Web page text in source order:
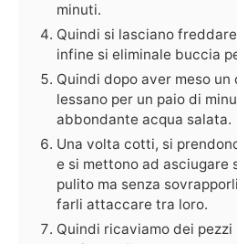
minuti.
Quindi si lasciano
infine si eliminale buccia
Quindi dopo aver meso
lessano per un paio di
abbondante acqua salata.
Una volta cotti, si
e si mettono ad asciugare
pulito ma senza
farli attaccare tra loro.
Quindi ricaviamo dei